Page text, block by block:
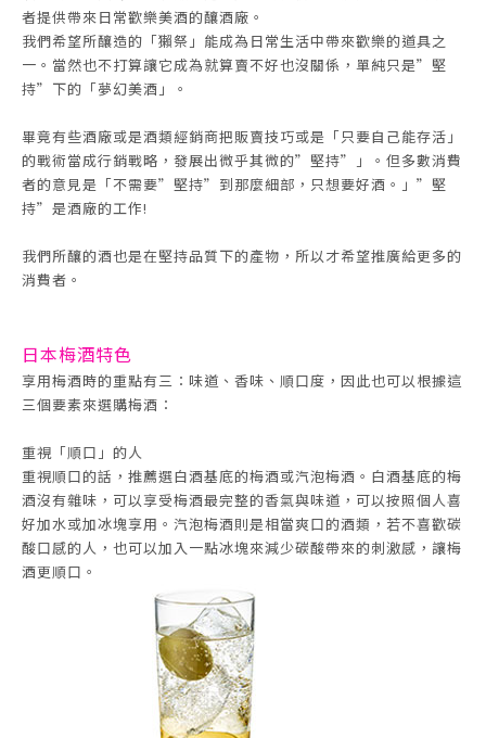
者提供帶來日常歡樂美酒的釀酒廠。
我們希望所釀造的「獺祭」能成為日常生活中帶來歡樂的道具之
一。當然也不打算讓它成為就算賣不好也沒關係，單純只是”堅
持”下的「夢幻美酒」。
畢竟有些酒廠或是酒類經銷商把販賣技巧或是「只要自己能存活」
的戰術當成行銷戰略，發展出微乎其微的”堅持”」。但多數消費
者的意見是「不需要”堅持”到那麼細部，只想要好酒。」”堅
持”是酒廠的工作!
我們所釀的酒也是在堅持品質下的產物，所以才希望推廣給更多的
消費者。
日本梅酒特色
享用梅酒時的重點有三：味道、香味、順口度，因此也可以根據這
三個要素來選購梅酒：
重視「順口」的人
重視順口的話，推薦選白酒基底的梅酒或汽泡梅酒。白酒基底的梅
酒沒有雜味，可以享受梅酒最完整的香氣與味道，可以按照個人喜
好加水或加冰塊享用。汽泡梅酒則是相當爽口的酒類，若不喜歡碳
酸口感的人，也可以加入一點冰塊來減少碳酸帶來的刺激感，讓梅
酒更順口。